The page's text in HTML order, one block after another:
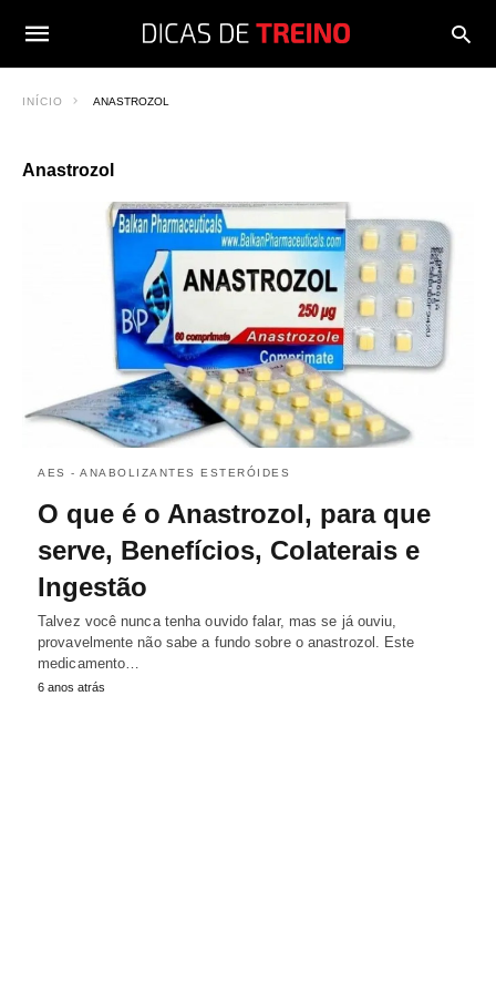
INÍCIO ANASTROZOL
Anastrozol
AES - ANABOLIZANTES ESTERÓIDES
O que é o Anastrozol, para que
serve, Benefícios, Colaterais e
Ingestão
Talvez você nunca tenha ouvido falar, mas se já ouviu,
provavelmente não sabe a fundo sobre o anastrozol. Este
medicamento…
6 anos atrás